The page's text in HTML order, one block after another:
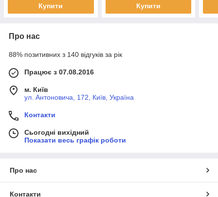
Купити Купити
Про нас
88% позитивних з 140 відгуків за рік
Працює з 07.08.2016
м. Київ
ул. Антоновича, 172, Київ, Україна
Контакти
Сьогодні вихідний
Показати весь графік роботи
Про нас
Контакти